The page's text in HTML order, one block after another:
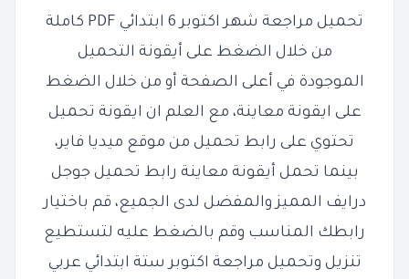
تحميل مراجعة شهر اكتوبر 6 ابتدائي PDF كاملة
من خلال الضغط على أيقونة التحميل
الموجودة في أعلى الصفحة أو من خلال الضغط
على ايقونة معاينة، مع العلم ان ايقونة تحميل
تحتوي على رابط تحميل من موقع ميديا فاير،
بينما تحمل أيقونة معاينة رابط تحميل جوجل
درايف المميز والمفضل لدى الجميع، قم باختيار
رابطك المناسب وقم بالضغط عليه لتستطيع
تنزيل وتحميل مراجعة اكتوبر ستة ابتدائي عربي